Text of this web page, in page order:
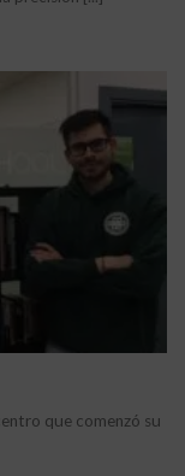
que comenzó su